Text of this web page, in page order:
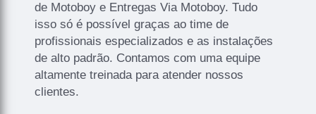
de Motoboy e Entregas Via Motoboy. Tudo
isso só é possível graças ao time de
profissionais especializados e as instalações
de alto padrão. Contamos com uma equipe
altamente treinada para atender nossos
clientes.